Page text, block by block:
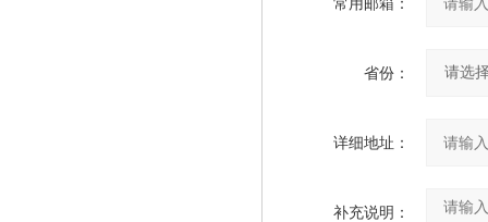
省份：
详细地址：
补充说明：